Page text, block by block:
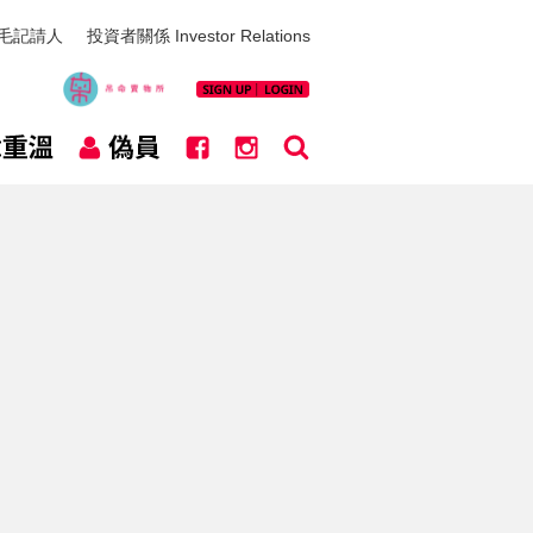
記請人 投資者關係 Investor Relations